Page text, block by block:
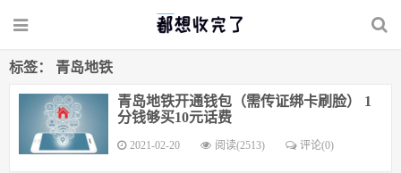
标签： 青岛地铁
青岛地铁开通钱包（需传证绑卡刷脸） 1
分钱够买10元话费
2021-02-20 阅读(2513) 评论(0)